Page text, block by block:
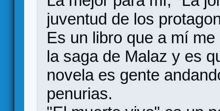
juventud de los
Es un libro que a mí
la saga de Malaz y es
novela es gente
penurias.